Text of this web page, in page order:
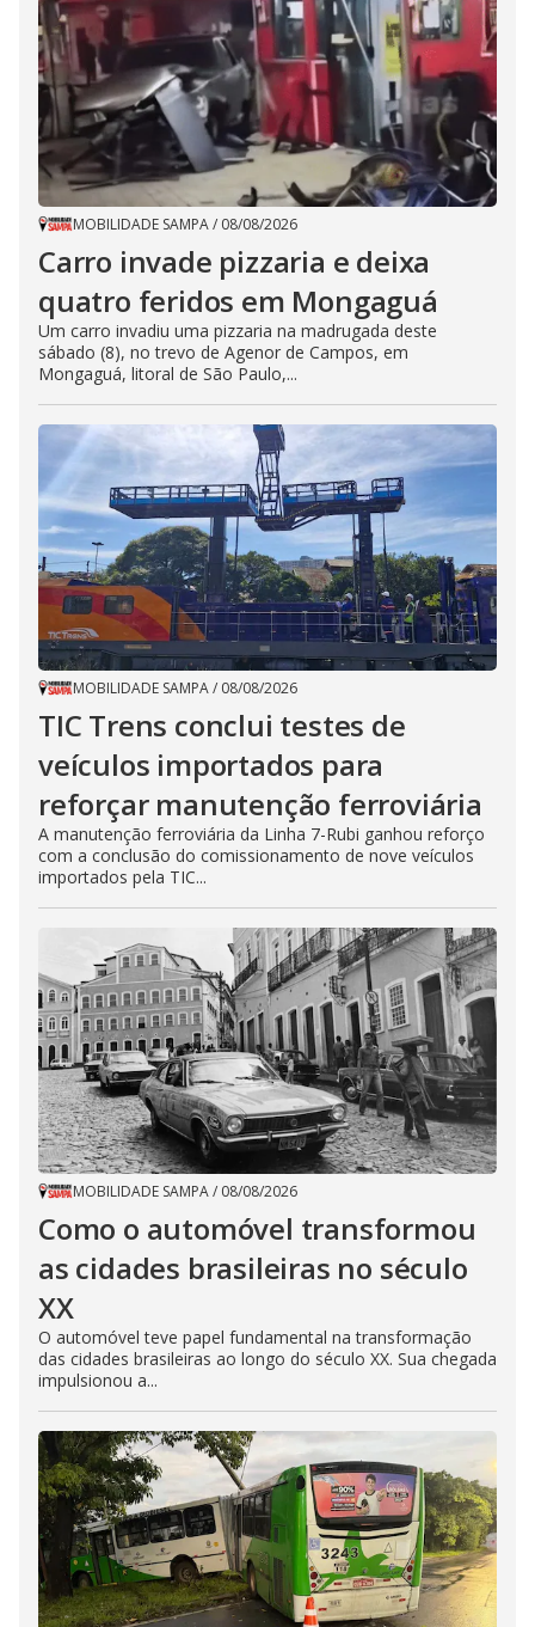
MOBILIDADE SAMPA/ 08/08/2026
Carro invade pizzaria e deixa
quatro feridos em Mongaguá
Um carro invadiu uma pizzaria na madrugada deste
sábado (8), no trevo de Agenor de Campos, em
Mongaguá, litoral de São Paulo,...
MOBILIDADE SAMPA/ 08/08/2026
TIC Trens conclui testes de
veículos importados para
reforçar manutenção ferroviária
A manutenção ferroviária da Linha 7-Rubi ganhou reforço
com a conclusão do comissionamento de nove veículos
importados pela TIC...
MOBILIDADE SAMPA/ 08/08/2026
Como o automóvel transformou
as cidades brasileiras no século
XX
O automóvel teve papel fundamental na transformação
das cidades brasileiras ao longo do século XX. Sua chegada
impulsionou a...